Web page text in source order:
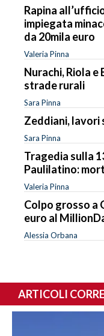
Rapina
impiegata
da 20mila euro
Valeria Pinna
Nurachi, Riola
strade rurali
Sara Pinna
Zeddiani, lavori
Sara Pinna
Tragedia sulla
Paulilatino:
Valeria Pinna
Colpo grosso a
euro al
Alessia Orbana
ARTICOLI